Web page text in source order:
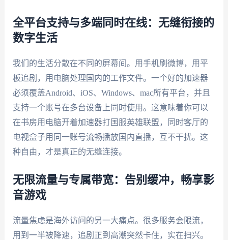
全平台支持与多端同时在线：无缝衔接的
数字生活
我们的生活分散在不同的屏幕间。用手机刷微博，用平
板追剧，用电脑处理国内的工作文件。一个好的加速器
必须覆盖Android、iOS、Windows、mac所有平台，并且
支持一个账号在多台设备上同时使用。这意味着你可以
在书房用电脑开着加速器打国服英雄联盟，同时客厅的
电视盒子用同一账号流畅播放国内直播，互不干扰。这
种自由，才是真正的无缝连接。
无限流量与专属带宽：告别缓冲，畅享影
音游戏
流量焦虑是海外访问的另一大痛点。很多服务会限流，
用到一半被降速，追剧正到高潮突然卡住，实在扫兴。